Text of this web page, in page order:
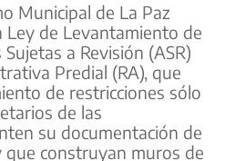
Municipal de La Paz
de Levantamiento de
a Revisión (ASR)
Predial (RA), que
de restricciones sólo
de las
su documentación de
construyan muros de